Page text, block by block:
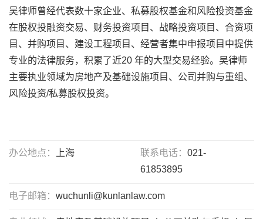
吴律师曾经代表数十家企业、私募股权基金和风险投资基金
在股权投融资交易、财务投资项目、战略投资项目、合资项
目、并购项目、建设工程项目、经营者集中申报项目中提供
专业的法律服务，积累了近20 年的大型交易经验。吴律师
主要执业领域为房地产及基础设施项目、公司并购与重组、
风险投资/私募股权投资。
办公地点： 上海 联系电话： 021-
61853895
电子邮箱： wuchunli@kunlanlaw.com